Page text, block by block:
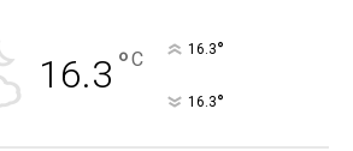
16.3 °C 16.3°
16.3°